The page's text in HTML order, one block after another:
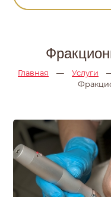
Главная — Услуги